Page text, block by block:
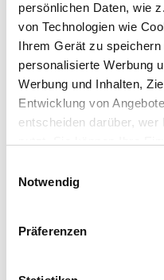
persönlichen Daten, wie
von Technologien wie
Ihrem Gerät zu
personalisierte Werbung
Werbung und Inhalten,
Entwicklung von
entscheiden darüber,
Trigger Symbol ändern
Informationen über
Notwendig
Präferenzen